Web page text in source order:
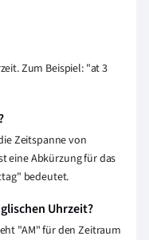
Zum Beispiel: "at 3
Zeitspanne von
eine Abkürzung für das
bedeutet.
Uhrzeit?
"AM" für den Zeitraum